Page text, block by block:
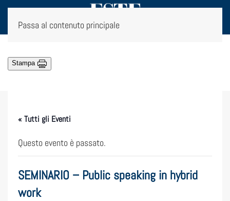
Passa al contenuto principale
Stampa
« Tutti gli Eventi
Questo evento è passato.
SEMINARIO – Public speaking in hybrid
work